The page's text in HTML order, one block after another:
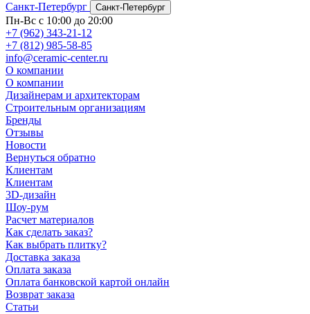
Санкт-Петербург
Санкт-Петербург
Пн-Вс с 10:00 до 20:00
+7 (962) 343-21-12
+7 (812) 985-58-85
info@ceramic-center.ru
О компании
О компании
Дизайнерам и архитекторам
Строительным организациям
Бренды
Отзывы
Новости
Вернуться обратно
Клиентам
Клиентам
3D-дизайн
Шоу-рум
Расчет материалов
Как сделать заказ?
Как выбрать плитку?
Доставка заказа
Оплата заказа
Оплата банковской картой онлайн
Возврат заказа
Статьи